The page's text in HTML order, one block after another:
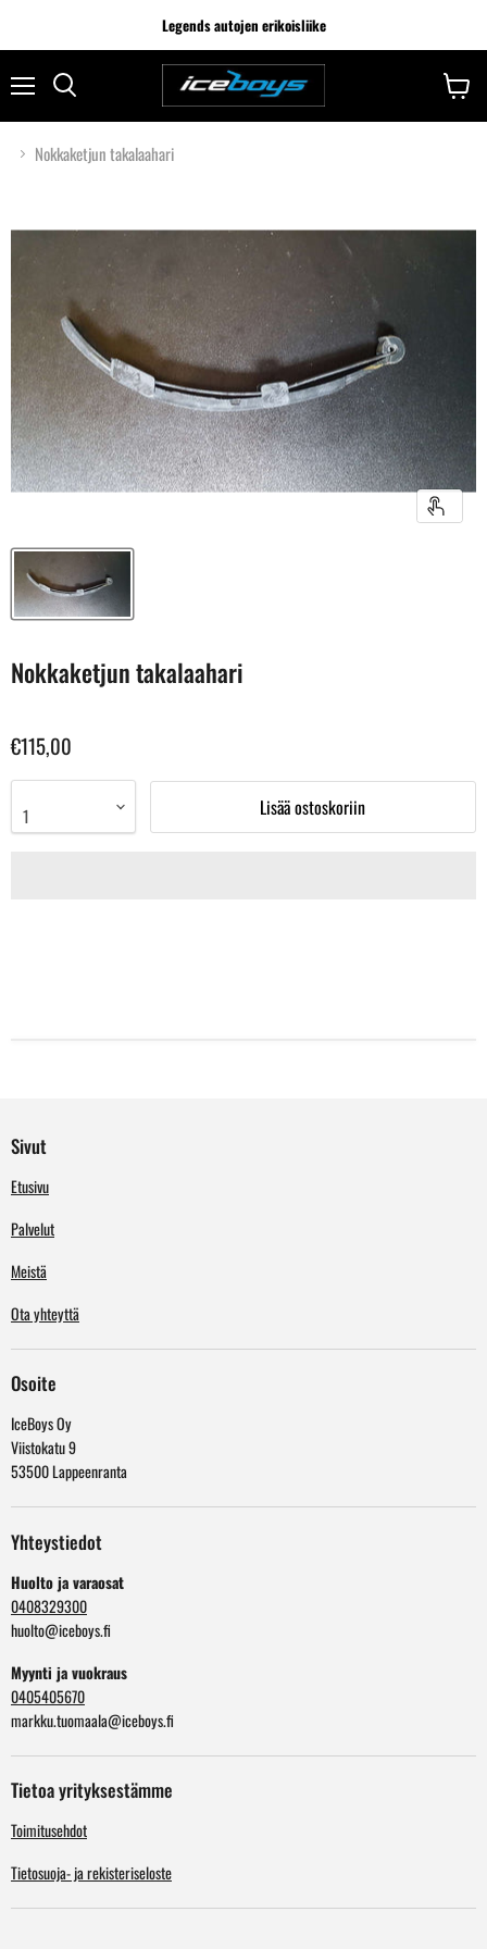
Legends autojen erikoisliike
Nokkaketjun takalaahari
Nokkaketjun takalaahari
€115,00
Lisää ostoskoriin
Sivut
Etusivu
Palvelut
Meistä
Ota yhteyttä
Osoite
IceBoys Oy
Viistokatu 9
53500 Lappeenranta
Yhteystiedot
Huolto ja varaosat
0408329300
huolto@iceboys.fi
Myynti ja vuokraus
0405405670
markku.tuomaala@iceboys.fi
Tietoa yrityksestämme
Toimitusehdot
Tietosuoja- ja rekisteriseloste